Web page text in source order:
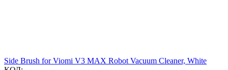
Side Brush for Viomi V3 MAX Robot Vacuum Cleaner, White